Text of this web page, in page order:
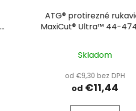
ATG® protirezné
MaxiCut® Ultra™ 44-
Skladom
od €9,30 bez DPH
od €11,44